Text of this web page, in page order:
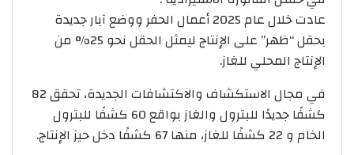
عادت خلال عام 2025 أعمال الحفر ووضع آبار جديدة
بحقل “ظهر” على الإنتاج ليمثل الحقل نحو 25% من
الإنتاج المحلي للغاز.
في مجال الاستكشاف والاكتشافات الجديدة، تحقق 82
كشفًا جديدًا للبترول والغاز بواقع 60 كشفًا للبترول
الخام و 22 كشفًا للغاز، منها 67 كشفًا دخل حيز الإنتاج.